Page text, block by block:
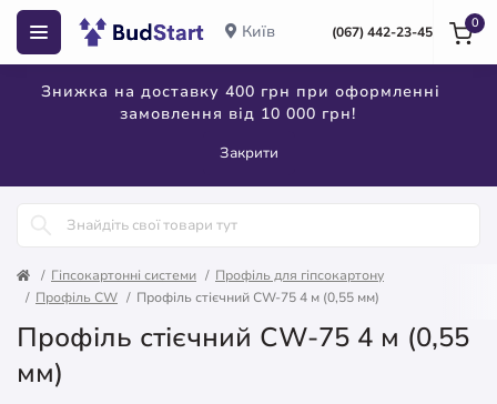
Київ (067) 442-23-45
Знижка на доставку 400 грн при оформленні
замовлення від 10 000 грн!
Закрити
0
Гіпсокартонні системи
Профіль для гіпсокартону
Профіль CW
Профіль стієчний CW-75 4 м (0,55 мм)
Профіль стієчний CW-75 4 м (0,55
мм)